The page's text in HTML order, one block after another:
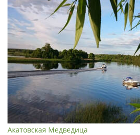
Акатовская Медведица